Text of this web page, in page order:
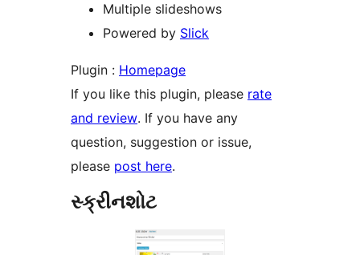
Multiple slideshows
Powered by Slick
Plugin : Homepage
If you like this plugin, please rate
and review. If you have any
question, suggestion or issue,
please post here.
સ્ક્રીનશોટ